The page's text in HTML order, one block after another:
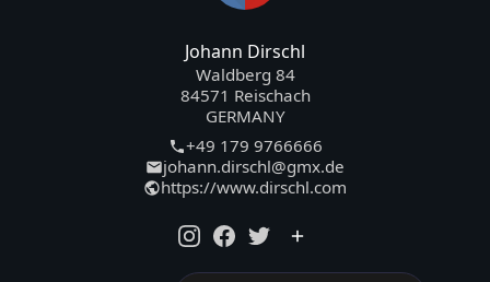
Johann Dirschl
Waldberg 84
84571 Reischach
GERMANY
+49 179 9766666
johann.dirschl@gmx.de
https://www.dirschl.com